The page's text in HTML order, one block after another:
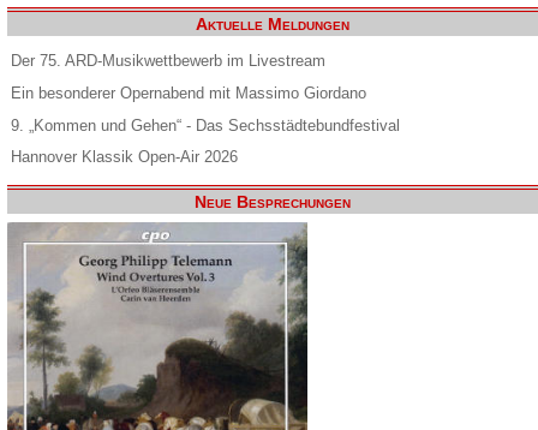
Aktuelle Meldungen
Der 75. ARD-Musikwettbewerb im Livestream
Ein besonderer Opernabend mit Massimo Giordano
9. „Kommen und Gehen“ - Das Sechsstädtebundfestival
Hannover Klassik Open-Air 2026
Neue Besprechungen